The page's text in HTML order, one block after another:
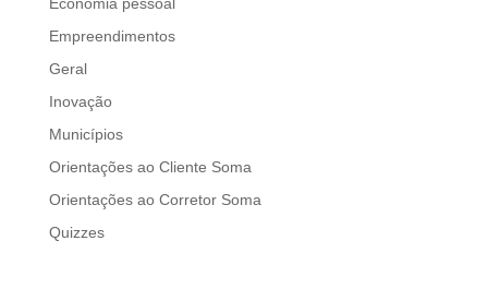
d
b
e
f
t
l
a
Empreendimentos
Geral
Inovação
Municípios
Orientações ao Cliente Soma
Orientações ao Corretor Soma
Quizzes